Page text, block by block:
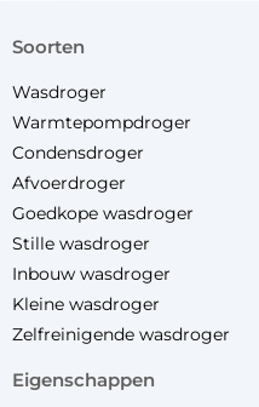
soorten
Wasdroger
Warmtepompdroger
Condensdroger
Afvoerdroger
Goedkope wasdroger
Stille wasdroger
Inbouw wasdroger
Kleine wasdroger
Zelfreinigende wasdroger
eigenschappen